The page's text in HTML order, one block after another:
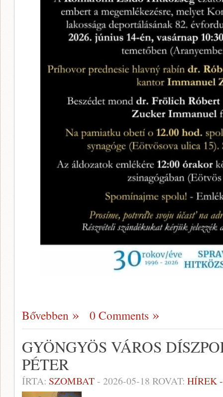
Bővebben 0 Comments
GYÖNGYÖS VÁROS
PÉTER
ÍRTA: SZOMBAT- 2026-05-18 ROVAT: HÍREK